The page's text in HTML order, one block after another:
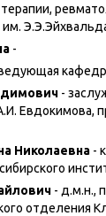
-
-
Евдокимова,
Николаевна -
- д.м.н.,
отделения